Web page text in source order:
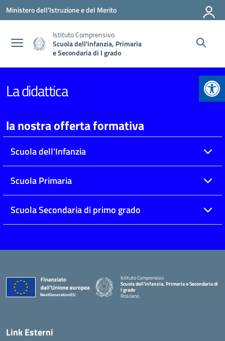
Vai ai contenuti
Vai al menu di navigazione
Vai al footer
Ministero dell'Istruzione e del Merito
Istituto Comprensivo
Scuola dell'infanzia, Primaria
e Secondaria di I grado
La didattica
la nostra offerta formativa
Scuola dell'Infanzia
Scuola Primaria
Scuola Secondaria di primo grado
Istituto Comprensivo
Scuola dell'infanzia, Primaria e Secondaria di
I grado
Rosciano
Link Esterni